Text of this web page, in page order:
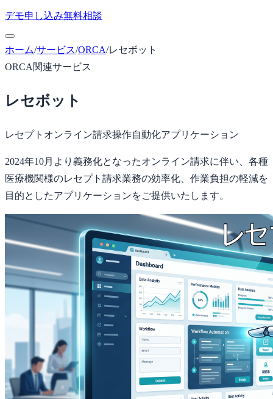
デモ申し込み無料相談
ホーム/サービス/ORCA/レセボット
ORCA関連サービス
レセボット
レセプトオンライン請求操作自動化アプリケーション
2024年10月より義務化となったオンライン請求に伴い、各種
医療機関様のレセプト請求業務の効率化、作業負担の軽減を
目的としたアプリケーションをご提供いたします。